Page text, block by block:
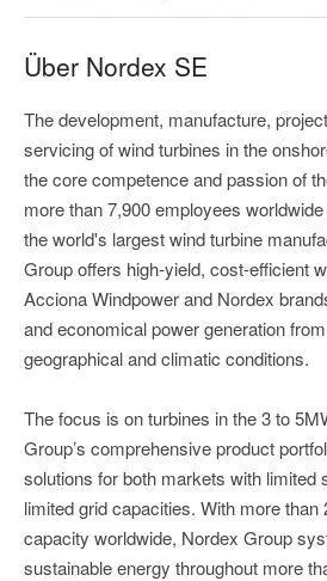
Über Nordex SE
The development, manufacture,
servicing of wind turbines in the
the core competence and passion of
more than 7,900 employees
the world's largest wind turbine
Group offers high-yield, cost-efficient
Acciona Windpower and Nordex
and economical power generation
geographical and climatic conditions.
The focus is on turbines in the 3 to
Group’s comprehensive product
solutions for both markets with limited
limited grid capacities. With more than
capacity worldwide, Nordex Group
sustainable energy throughout more